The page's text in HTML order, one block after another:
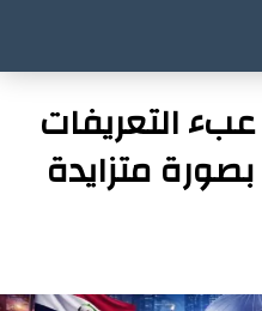
التعريفات
متزايدة